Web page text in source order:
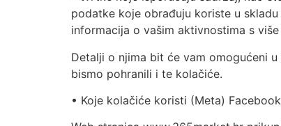
podatke koje obrađuju koriste u
informacija o vašim aktivnostima s
Detalji o njima bit će vam omogućeni
bismo pohranili i te kolačiće.
• Koje kolačiće koristi (Meta)